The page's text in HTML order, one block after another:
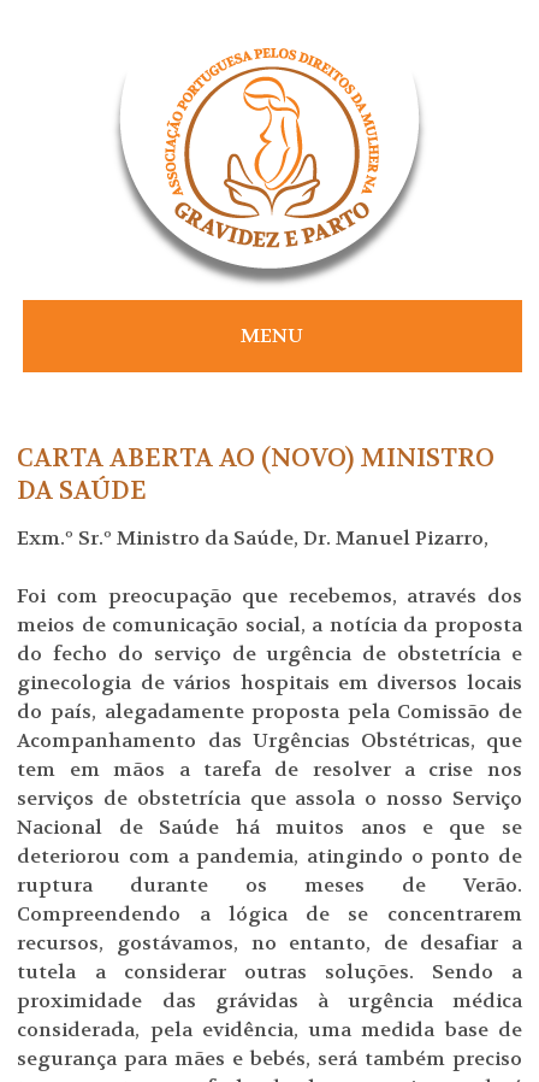
MENU
CARTA ABERTA AO (NOVO) MINISTRO
DA SAÚDE
Exm.º Sr.º Ministro da Saúde, Dr. Manuel Pizarro,
Foi com preocupação que recebemos, através dos
meios de comunicação social, a notícia da proposta
do fecho do serviço de urgência de obstetrícia e
ginecologia de vários hospitais em diversos locais
do país, alegadamente proposta pela Comissão de
Acompanhamento das Urgências Obstétricas, que
tem em mãos a tarefa de resolver a crise nos
serviços de obstetrícia que assola o nosso Serviço
Nacional de Saúde há muitos anos e que se
deteriorou com a pandemia, atingindo o ponto de
ruptura durante os meses de Verão.
Compreendendo a lógica de se concentrarem
recursos, gostávamos, no entanto, de desafiar a
tutela a considerar outras soluções. Sendo a
proximidade das grávidas à urgência médica
considerada, pela evidência, uma medida base de
segurança para mães e bebés, será também preciso